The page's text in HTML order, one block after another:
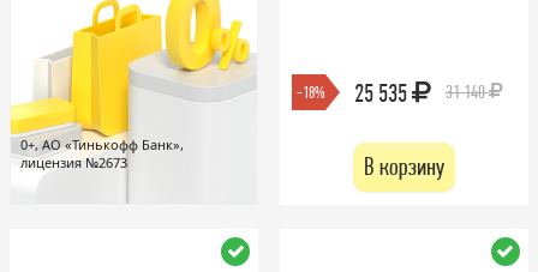
0+, АО «Тинькофф Банк»,
лицензия №2673
-18% 25 535 31 140
В корзину